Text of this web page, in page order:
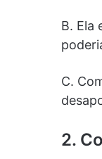
B. Ela
C.
2.